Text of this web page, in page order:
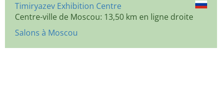
Timiryazev Exhibition Centre
Centre-ville de Moscou: 13,50 km en ligne droite
Salons à Moscou